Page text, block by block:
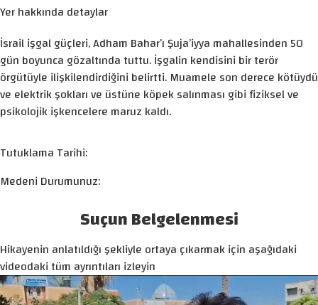
Yer hakkında detaylar
İsrail işgal güçleri, Adham Bahar’ı Şuja’iyya mahallesinden 50
gün boyunca gözaltında tuttu. İşgalin kendisini bir terör
örgütüyle ilişkilendirdiğini belirtti. Muamele son derece kötüydü
ve elektrik şokları ve üstüne köpek salınması gibi fiziksel ve
psikolojik işkencelere maruz kaldı.
Tutuklama Tarihi:
Medeni Durumunuz:
Suçun Belgelenmesi
Hikayenin anlatıldığı şekliyle ortaya çıkarmak için aşağıdaki
videodaki tüm ayrıntıları izleyin